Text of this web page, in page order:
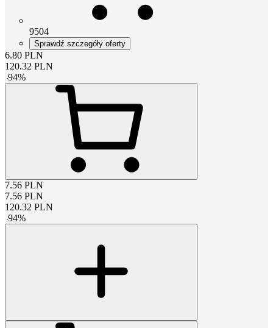
9504
Sprawdź szczegóły oferty
6.80 PLN
120.32 PLN
-94%
7.56 PLN
7.56 PLN
120.32 PLN
-94%